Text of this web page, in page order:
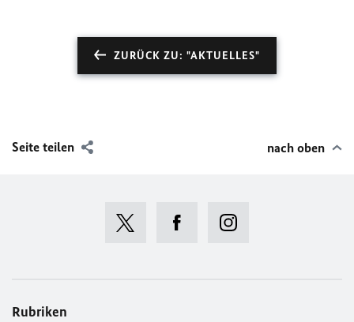
ZURÜCK ZU: "AKTUELLES"
Seite teilen nach oben
Rubriken